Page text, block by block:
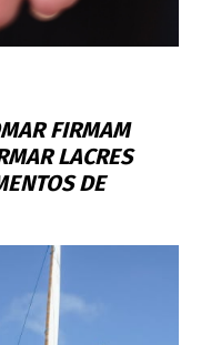
FIRMAM
LACRES
DE